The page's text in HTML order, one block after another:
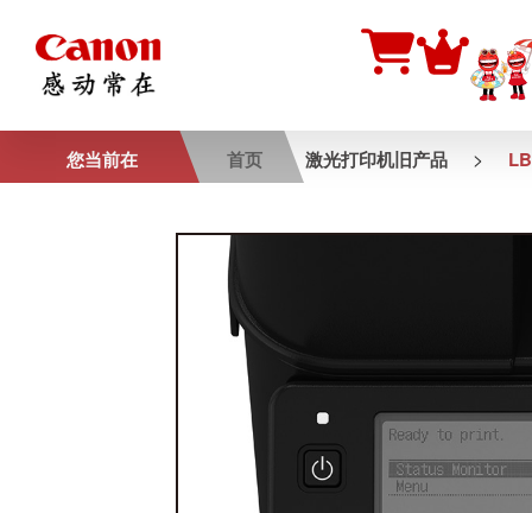
您当前在 首页 激光打印机旧产品 >